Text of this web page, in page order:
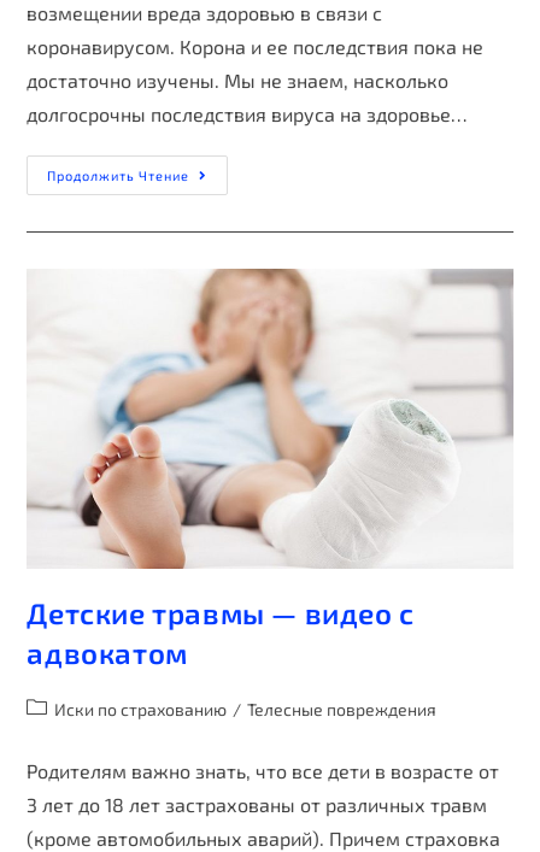
возмещении вреда здоровью в связи с
коронавирусом. Корона и ее последствия пока не
достаточно изучены. Мы не знаем, насколько
долгосрочны последствия вируса на здоровье…
Продолжить Чтение
Детские травмы — видео с
адвокатом
Иски по страхованию / Телесные повреждения
Родителям важно знать, что все дети в возрасте от
3 лет до 18 лет застрахованы от различных травм
(кроме автомобильных аварий). Причем страховка